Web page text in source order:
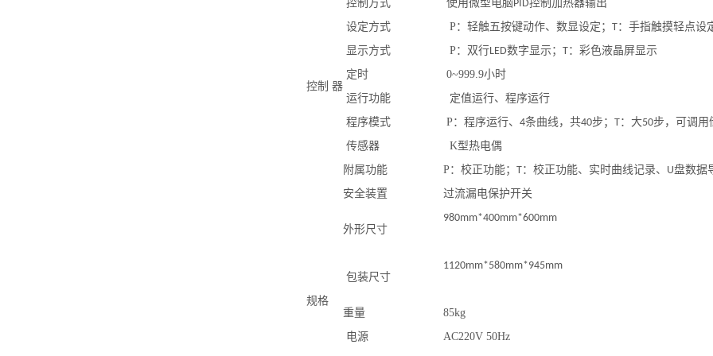
控制 器
控制方式
使用微型电脑PID控制加热器输出
设定方式
P：轻触五按键动作、数显设定； T：手指触摸轻点设
显示方式
P：双行LED数字显示； T：彩色液晶屏显示
定时
0~999.9小时
运行功能
定值运行、程序运行
程序模式
P：程序运行、 4条曲线，共40步； T： 大50步，可调用
传感器
K型热电偶
附属功能
P：校正功能； T：校正功能、实时曲线记录、 U盘数据
安全装置
过流漏电保护开关
规格
外形尺寸
980mm*400mm*600mm
包装尺寸
1120mm*580mm*945mm
重量
85kg
电源
AC220V 50Hz